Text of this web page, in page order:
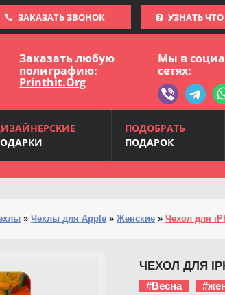
ЗАКАЗАТЬ ЗВОНОК УЗНАТЬ
Заказать любую
полиграфию:
Printhit.Org
Мы в
сетях:
ПОДОБРАТЬ
ПОДАРОК
» Чехлы для Apple » Женские » Чехол для
ЧЕХОЛ ДЛЯ
#Весна